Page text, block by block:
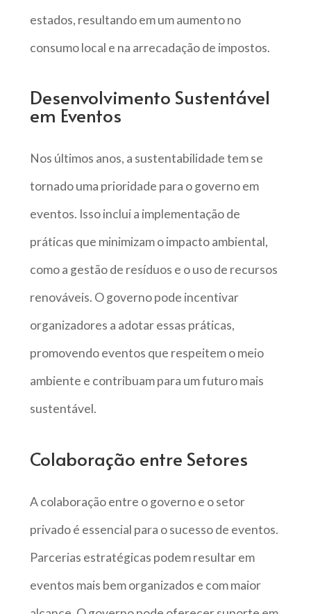
estados, resultando em um aumento no
consumo local e na arrecadação de impostos.
Desenvolvimento Sustentável
em Eventos
Nos últimos anos, a sustentabilidade tem se
tornado uma prioridade para o governo em
eventos. Isso inclui a implementação de
práticas que minimizam o impacto ambiental,
como a gestão de resíduos e o uso de recursos
renováveis. O governo pode incentivar
organizadores a adotar essas práticas,
promovendo eventos que respeitem o meio
ambiente e contribuam para um futuro mais
sustentável.
Colaboração entre Setores
A colaboração entre o governo e o setor
privado é essencial para o sucesso de eventos.
Parcerias estratégicas podem resultar em
eventos mais bem organizados e com maior